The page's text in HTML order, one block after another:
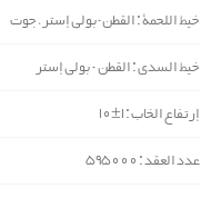
خيط اللحمة : القطن-بولي إستر، جوت
خيط السدی : القطن - بولي إستر
إرتفاع الخاب : 1±10
عدد العقد : 595000